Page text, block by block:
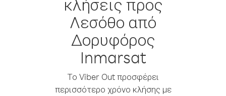
κλήσεις προς
Λεσόθο από
Δορυφόρος
Inmarsat
Το Viber Out προσφέρει
περισσότερο χρόνο κλήσης με